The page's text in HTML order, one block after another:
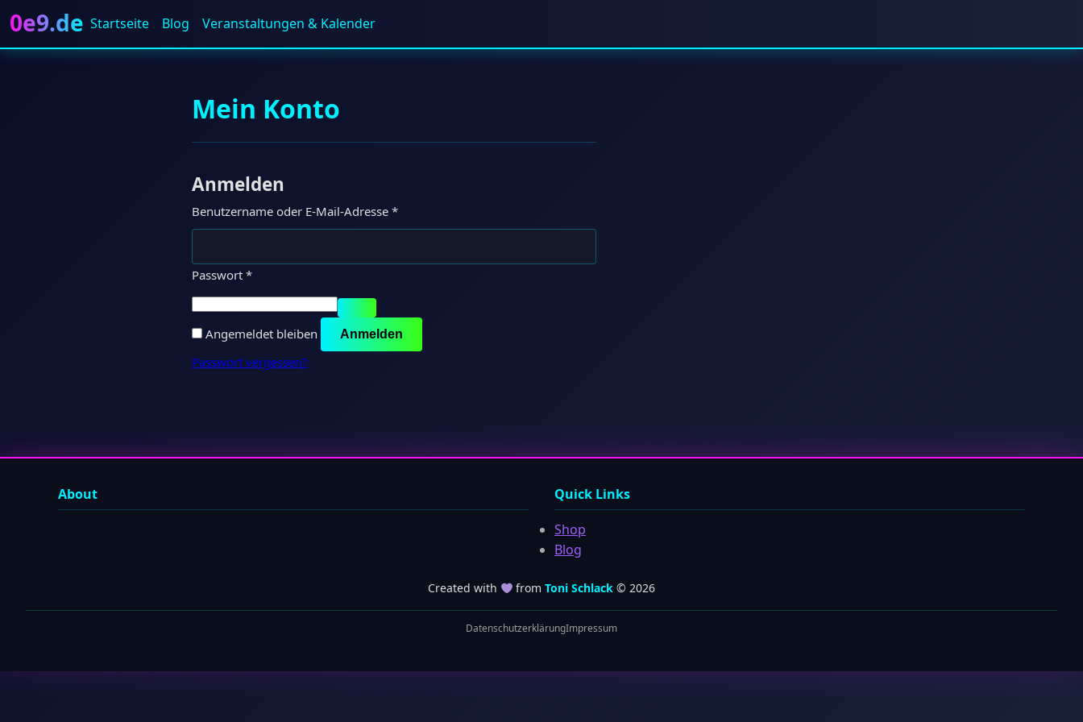
0e9.de Startseite Blog Veranstaltungen & Kalender
Mein Konto
Anmelden
Benutzername oder E-Mail-Adresse *Erforderlich
Passwort *Erforderlich
Angemeldet bleiben Anmelden
Passwort vergessen?
About Quick Links
Shop
Blog
Created with fromToni Schlack © 2026
DatenschutzerklärungImpressum